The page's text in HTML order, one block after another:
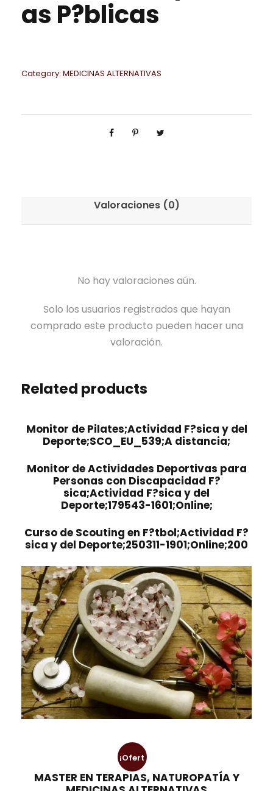
as P?blicas
Category: MEDICINAS ALTERNATIVAS
Valoraciones (0)
No hay valoraciones aún.
Solo los usuarios registrados que hayan
comprado este producto pueden hacer una
valoración.
Related products
Monitor de Pilates;Actividad F?sica y del
Deporte;SCO_EU_539;A distancia;
Monitor de Actividades Deportivas para
Personas con Discapacidad F?
sica;Actividad F?sica y del
Deporte;179543-1601;Online;
Curso de Scouting en F?tbol;Actividad F?
sica y del Deporte;250311-1901;Online;200
¡Ofert
a!
MASTER EN TERAPIAS, NATUROPATÍA Y